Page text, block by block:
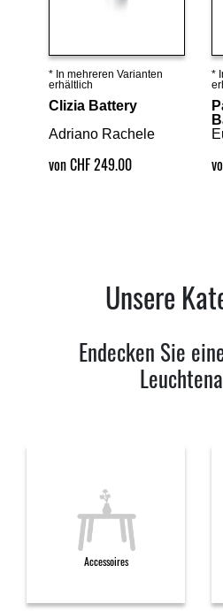
Details ansehen
* In mehreren Varianten
erhältlich
Clizia Battery
Adriano Rachele
von CHF 249.00
*
Unsere
Endecken Sie
Accessoires